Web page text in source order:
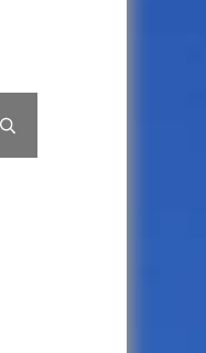
Submit search